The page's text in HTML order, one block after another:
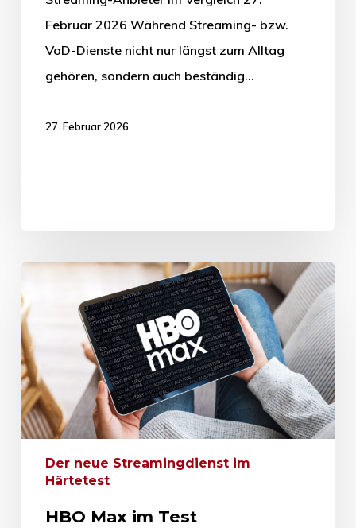
Februar 2026 Während Streaming- bzw.
VoD-Dienste nicht nur längst zum Alltag
gehören, sondern auch beständig…
27. Februar 2026
Der neue Streamingdienst im
Härtetest
HBO Max im Test